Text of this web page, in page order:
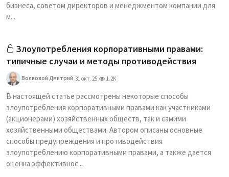
бизнеса, советом директоров и менеджментом компании для
м...
Злоупотребления корпоративными правами:
типичные случаи и методы противодействия
Волковой Дмитрий 31 окт, 25 1.2K
В настоящей статье рассмотрены некоторые способы
злоупотребления корпоративными правами как участниками
(акционерами) хозяйственных обществ, так и самими
хозяйственными обществами. Автором описаны основные
способы предупреждения и противодействия
злоупотреблению корпоративными правами, а также дается
оценка эффективнос...